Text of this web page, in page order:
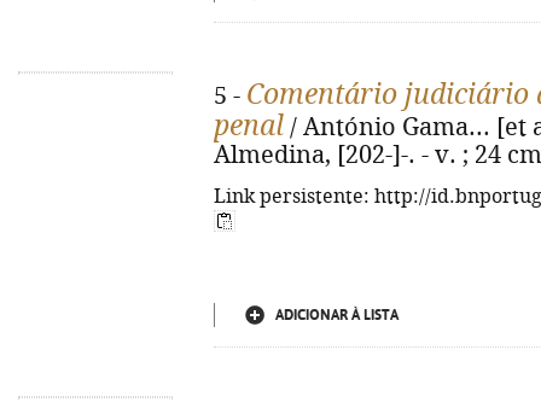
5 - Comentário judiciário
penal / António Gama... [et
Almedina, [202-]-. - v. ; 24
Link persistente: http://
ADICIONAR À LISTA